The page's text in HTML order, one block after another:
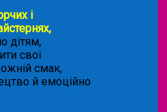
і
дітям,
свої
смак,
й емоційно